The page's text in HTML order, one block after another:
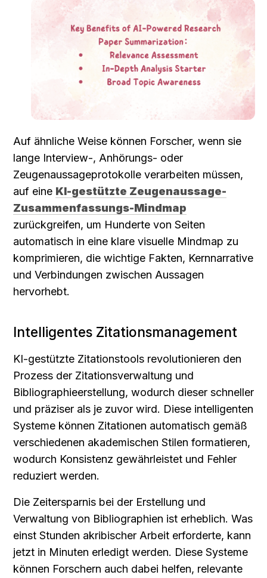
Auf ähnliche Weise können Forscher, wenn sie
lange Interview-, Anhörungs- oder
Zeugenaussageprotokolle verarbeiten müssen,
auf eine KI-gestützte Zeugenaussage-
Zusammenfassungs-Mindmap
zurückgreifen, um Hunderte von Seiten
automatisch in eine klare visuelle Mindmap zu
komprimieren, die wichtige Fakten, Kernnarrative
und Verbindungen zwischen Aussagen
hervorhebt.
Intelligentes Zitationsmanagement
KI-gestützte Zitationstools revolutionieren den
Prozess der Zitationsverwaltung und
Bibliographieerstellung, wodurch dieser schneller
und präziser als je zuvor wird. Diese intelligenten
Systeme können Zitationen automatisch gemäß
verschiedenen akademischen Stilen formatieren,
wodurch Konsistenz gewährleistet und Fehler
reduziert werden.
Die Zeitersparnis bei der Erstellung und
Verwaltung von Bibliographien ist erheblich. Was
einst Stunden akribischer Arbeit erforderte, kann
jetzt in Minuten erledigt werden. Diese Systeme
können Forschern auch dabei helfen, relevante